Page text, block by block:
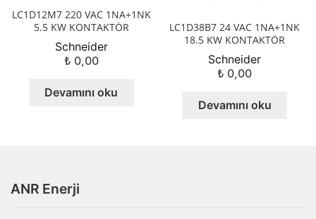
LC1D12M7 220 VAC 1NA+1NK
5.5 KW KONTAKTÖR
Schneider
₺ 0,00
Devamını oku
LC1D38B7 24 VAC 1NA+1NK
18.5 KW KONTAKTÖR
Schneider
₺ 0,00
Devamını oku
ANR Enerji